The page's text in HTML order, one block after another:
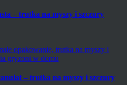
– trutka na myszy i szczury
– trutka na myszy i szczury